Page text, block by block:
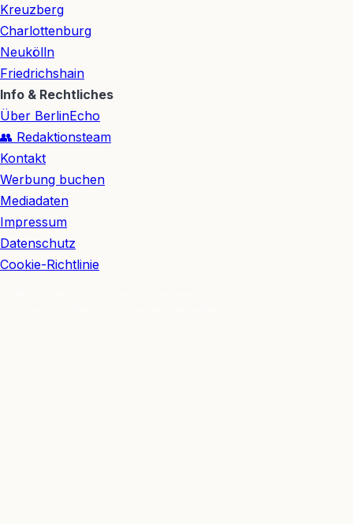
Kreuzberg
Charlottenburg
Neukölln
Friedrichshain
Info & Rechtliches
Über BerlinEcho
👥 Redaktionsteam
Kontakt
Werbung buchen
Mediadaten
Impressum
Datenschutz
Cookie-Richtlinie